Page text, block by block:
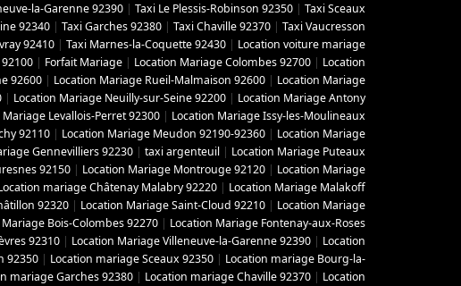
la-Garenne 92390 | Taxi Le Plessis-Robinson 92350 | Taxi Sceaux
92340 | Taxi Garches 92380 | Taxi Chaville 92370 | Taxi Vaucresson
92410 | Taxi Marnes-la-Coquette 92430 | Location voiture mariage
| Forfait Mariage | Location Mariage Colombes 92700 | Location
92600 | Location Mariage Rueil-Malmaison 92600 | Location Mariage
| Location Mariage Neuilly-sur-Seine 92200 | Location Mariage Antony
Mariage Levallois-Perret 92300 | Location Mariage Issy-les-Moulineaux
92110 | Location Mariage Meudon 92190-92360 | Location Mariage
Gennevilliers 92230 | taxi argenteuil | Location Mariage Puteaux
92150 | Location Mariage Montrouge 92120 | Location Mariage
mariage Châtenay Malabry 92220 | Location Mariage Malakoff
92320 | Location Mariage Saint-Cloud 92210 | Location Mariage
Bois-Colombes 92270 | Location Mariage Fontenay-aux-Roses
92310 | Location Mariage Villeneuve-la-Garenne 92390 | Location
92350 | Location mariage Sceaux 92350 | Location mariage Bourg-la-
mariage Garches 92380 | Location mariage Chaville 92370 | Location